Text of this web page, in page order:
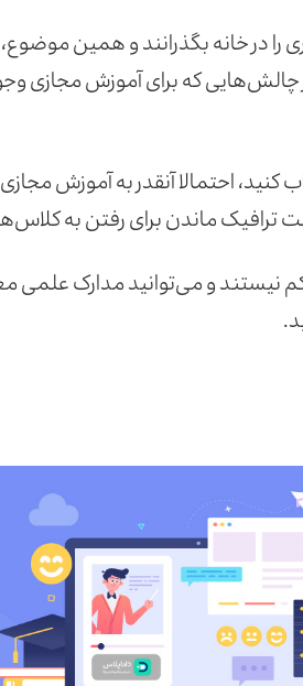
در خانه بگذرانند و همین موضوع،
که برای آموزش مجازی
کنید، احتمالا آنقدر به آموزش
ترافیک ماندن برای رفتن به
نیستند و می‌توانید مدارک علمی